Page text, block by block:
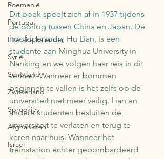
Roemenië
Portugal
Literaire kalender
Syrië
Schotland
Zwitserland
Sprookjes
Afghanistan
Israël
Dit boek speelt zich af in 1937 tijdens
de oorlog tussen China en Japan. De
hoofdpersoon, Hu Lian, is een
studente aan Minghua University in
Nanking en we volgen haar reis in dit
verhaal. Wanneer er bommen
beginnen te vallen is het zelfs op de
universiteit niet meer veilig. Lian en
andere studenten besluiten de
universiteit te verlaten en terug te
keren naar huis. Wanneer het
treinstation echter gebombardeerd